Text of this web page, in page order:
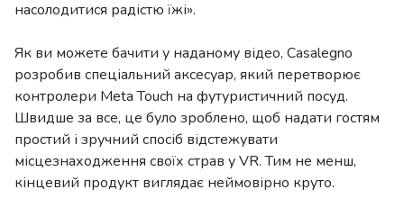
насолодитися радістю їжі».
Як ви можете бачити у наданому відео, Casalegno
розробив спеціальний аксесуар, який перетворює
контролери Meta Touch на футуристичний посуд.
Швидше за все, це було зроблено, щоб надати гостям
простий і зручний спосіб відстежувати
місцезнаходження своїх страв у VR. Тим не менш,
кінцевий продукт виглядає неймовірно круто.